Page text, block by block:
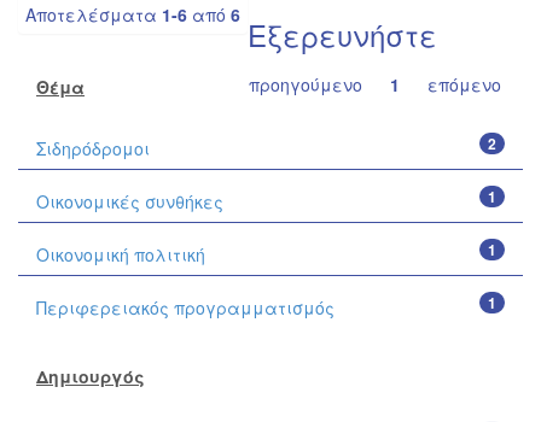
Αποτελέσματα 1-6 από 6
προηγούμενο 1 επόμενο
Εξερευνήστε
Θέμα
2
Σιδηρόδρομοι
1
Οικονομικές συνθήκες
1
Οικονομική πολιτική
1
Περιφερειακός προγραμματισμός
Δημιουργός